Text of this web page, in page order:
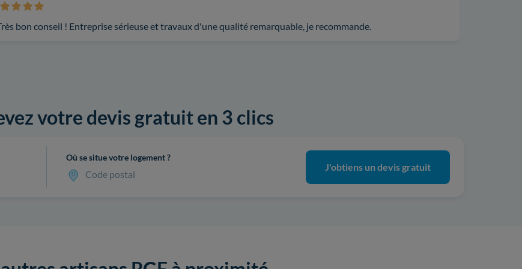
bon conseil ! Entreprise sérieuse et travaux d'une qualité remarquable, je recommande.
votre devis gratuit en 3 clics
Où se situe votre logement ?
Code postal
J'obtiens un devis gratuit